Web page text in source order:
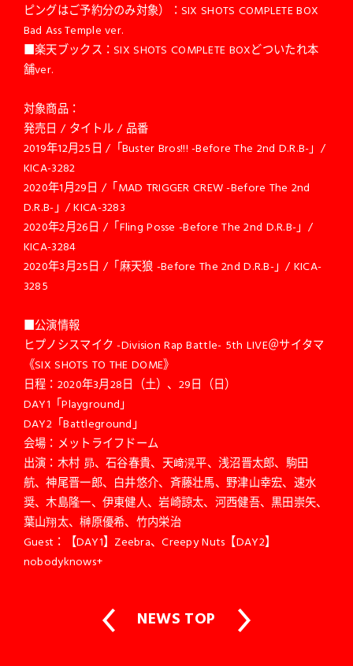
ピングはご予約分のみ対象）：SIX SHOTS COMPLETE BOX
Bad Ass Temple ver.
■楽天ブックス：SIX SHOTS COMPLETE BOXどついたれ本
舗ver.
対象商品：
発売日 / タイトル / 品番
2019年12月25日 /「Buster Bros!!! -Before The 2nd D.R.B-」/
KICA-3282
2020年1月29日 /「MAD TRIGGER CREW -Before The 2nd
D.R.B-」/ KICA-3283
2020年2月26日 /「Fling Posse -Before The 2nd D.R.B-」/
KICA-3284
2020年3月25日 /「麻天狼 -Before The 2nd D.R.B-」/ KICA-
3285
■公演情報
ヒプノシスマイク -Division Rap Battle- 5th LIVE＠サイタマ
《SIX SHOTS TO THE DOME》
日程：2020年3月28日（土）、29日（日）
DAY1「Playground」
DAY2「Battleground」
会場：メットライフドーム
出演：木村 昴、石谷春貴、天﨑滉平、浅沼晋太郎、駒田
航、神尾晋一郎、白井悠介、斉藤壮馬、野津山幸宏、速水
奨、木島隆一、伊東健人、岩崎諒太、河西健吾、黒田崇矢、
葉山翔太、榊原優希、竹内栄治
Guest：【DAY1】Zeebra、Creepy Nuts【DAY2】
nobodyknows+
NEWS TOP